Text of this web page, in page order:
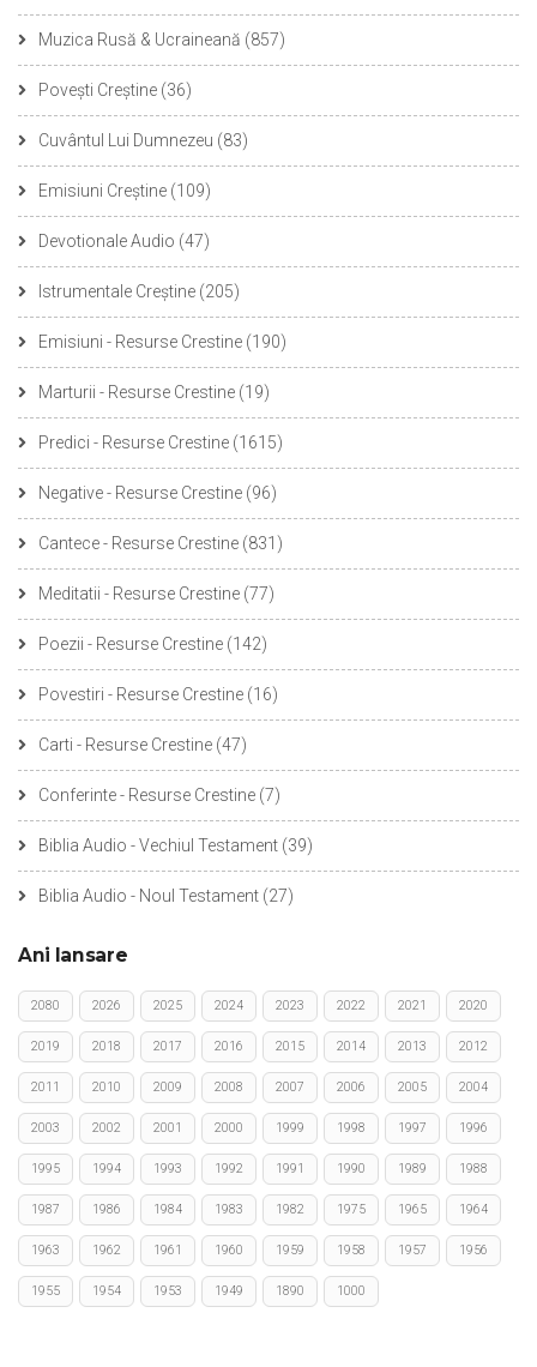
Muzica Rusă & Ucraineană (857)
Povești Creștine (36)
Cuvântul Lui Dumnezeu (83)
Emisiuni Creștine (109)
Devotionale Audio (47)
Istrumentale Creștine (205)
Emisiuni - Resurse Crestine (190)
Marturii - Resurse Crestine (19)
Predici - Resurse Crestine (1615)
Negative - Resurse Crestine (96)
Cantece - Resurse Crestine (831)
Meditatii - Resurse Crestine (77)
Poezii - Resurse Crestine (142)
Povestiri - Resurse Crestine (16)
Carti - Resurse Crestine (47)
Conferinte - Resurse Crestine (7)
Biblia Audio - Vechiul Testament (39)
Biblia Audio - Noul Testament (27)
Ani lansare
2080 2026 2025 2024 2023 2022 2021 2020
2019 2018 2017 2016 2015 2014 2013 2012
2011 2010 2009 2008 2007 2006 2005 2004
2003 2002 2001 2000 1999 1998 1997 1996
1995 1994 1993 1992 1991 1990 1989 1988
1987 1986 1984 1983 1982 1975 1965 1964
1963 1962 1961 1960 1959 1958 1957 1956
1955 1954 1953 1949 1890 1000